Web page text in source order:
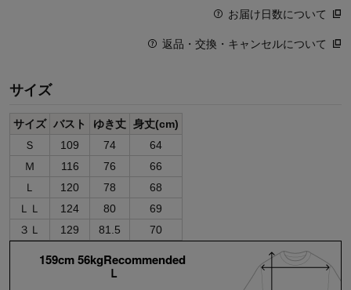
お届け日数について
返品・交換・キャンセルについて
サイズ
サイズ バスト ゆき丈 身丈(cm)
Ｓ
109 74
64
Ｍ
116 76
66
Ｌ
120 78
68
ＬＬ
124 80
69
３Ｌ
129 81.5 70
159cm 56kgRecommended
Ｌ